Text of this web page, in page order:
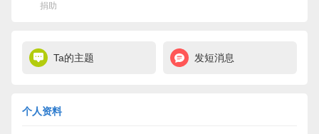
捐助
Ta的主题 发短消息
个人资料